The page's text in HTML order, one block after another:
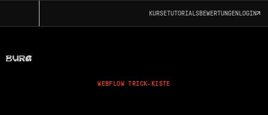
KURSETUTORIALSBEWERTUNGEN LOGIN
WEBFLOW TRICK-KISTE